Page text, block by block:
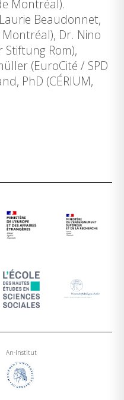
Montréal).
Beaudonnet,
Montréal), Dr. Nino
Rom),
(EuroCité / SPD
PhD (CÉRIUM,
An-Institut